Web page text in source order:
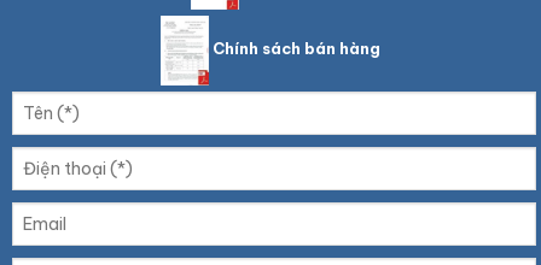
Chính sách bán hàng